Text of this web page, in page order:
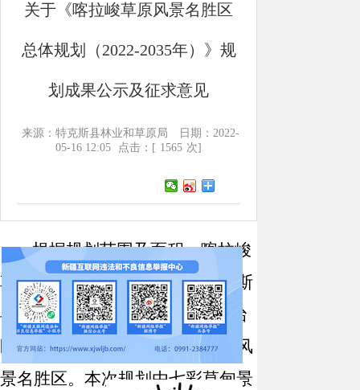
关于《喀拉峻草原风景名胜区
总体规划（2022-2035年）》规
划成果公示及征求意见
来源：特克斯县林业和草原局
日期：2022-
05-16 12:05
点击：[ 1565 次]
根据规划范围及面积：喀拉峻
草原风景名胜区位于伊犁州特克斯
县
，2010年5月被
新疆维吾尔自治
区人民政府公布审定为自治区级
风
景名胜区。本次规划由七彩草甸景